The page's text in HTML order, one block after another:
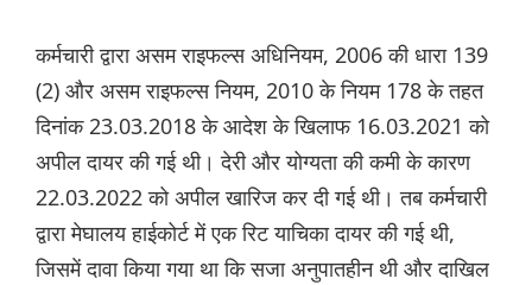
कर्मचारी द्वारा असम राइफल्स अधिनियम, 2006 की धारा 139
(2) और असम राइफल्स नियम, 2010 के नियम 178 के तहत
दिनांक 23.03.2018 के आदेश के खिलाफ 16.03.2021 को
अपील दायर की गई थी। देरी और योग्यता की कमी के कारण
22.03.2022 को अपील खारिज कर दी गई थी। तब कर्मचारी
द्वारा मेघालय हाईकोर्ट में एक रिट याचिका दायर की गई थी,
जिसमें दावा किया गया था कि सजा अनुपातहीन थी और दाखिल